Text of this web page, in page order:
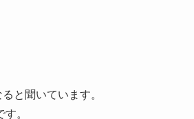
と聞いています。
。